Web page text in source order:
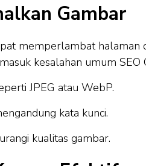
Gambar
memperlambat halaman
kesalahan umum SEO
JPEG atau WebP.
kata kunci.
kualitas gambar.